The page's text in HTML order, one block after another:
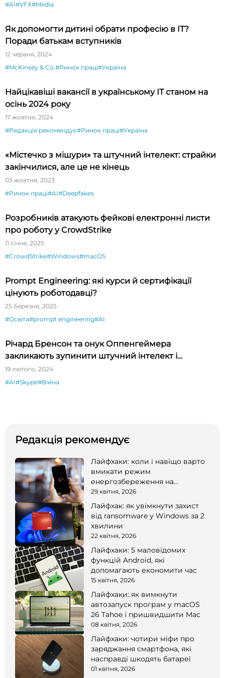
#AI#VFX#Media
Як допомогти дитині обрати професію в ІТ?
Поради батькам вступників
12 червня, 2024
#McKinsey & Co.#Ринок праці#Україна
Найцікавіші вакансії в українському ІТ станом на
осінь 2024 року
17 жовтня, 2024
#Редакція рекомендує#Ринок праці#Україна
«Містечко з мішури» та штучний інтелект: страйки
закінчилися, але це не кінець
03 жовтня, 2023
#Ринок праці#AI#Deepfakes
Розробників атакують фейкові електронні листи
про роботу у CrowdStrike
11 січня, 2025
#CrowdStrike#Windows#macOS
Prompt Engineering: які курси й сертифікації
цінують роботодавці?
25 березня, 2025
#Освіта#prompt engineering#AI
Річард Бренсон та онук Оппенгеймера
закликають зупинити штучний інтелект і
кліматичну катастрофу
19 лютого, 2024
#AI#Skype#Війна
Редакція рекомендує
Лайфхаки: коли і навіщо варто
вмикати режим
енергозбереження на
смартфоні
29 квітня, 2026
Лайфхак: як увімкнути захист
від ransomware у Windows за 2
хвилини
22 квітня, 2026
Лайфхаки: 5 маловідомих
функцій Android, які
допомагають економити час
15 квітня, 2026
Лайфхаки: як вимкнути
автозапуск програм у macOS
26 Tahoe і пришвидшити Mac
08 квітня, 2026
Лайфхаки: чотири міфи про
заряджання смартфона, які
насправді шкодять батареї
01 квітня, 2026